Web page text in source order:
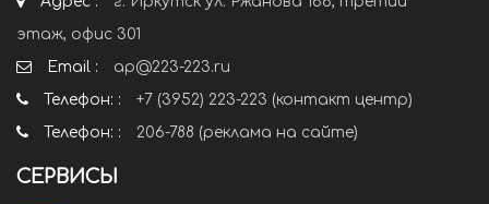
этаж, офис 301
Email :
ap@223-223.ru
Телефон: :
+7 (3952) 223-223 (контакт центр)
Телефон: :
206-788 (реклама на сайте)
СЕРВИСЫ